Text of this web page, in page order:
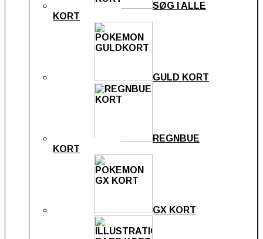
SØG I ALLE
KORT
GULD KORT
REGNBUE
KORT
GX KORT